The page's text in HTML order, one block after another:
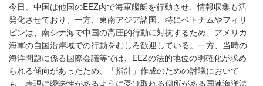
今日、中国は他国のEEZ内で海軍艦艇を行動させ、情報収集も活
発化させており、一方、東南アジア諸国、特にベトナムやフィリ
ピンは、南シナ海で中国の高圧的行動に対抗するため、アメリカ
海軍の自国沿岸域での行動をむしろ歓迎している。一方、当時の
海洋問題に係る国際会議等では、EEZの法的地位の明確化が求め
られる傾向があったため、「指針」作成のための討議において
も、表現に曖昧性があるように受け取れる個所がある国連海洋法